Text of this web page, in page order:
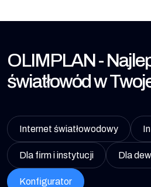
OLIMPLAN -
światłowód w
Internet światłowodowy
Dla firm i instytucji Dla
Konfigurator